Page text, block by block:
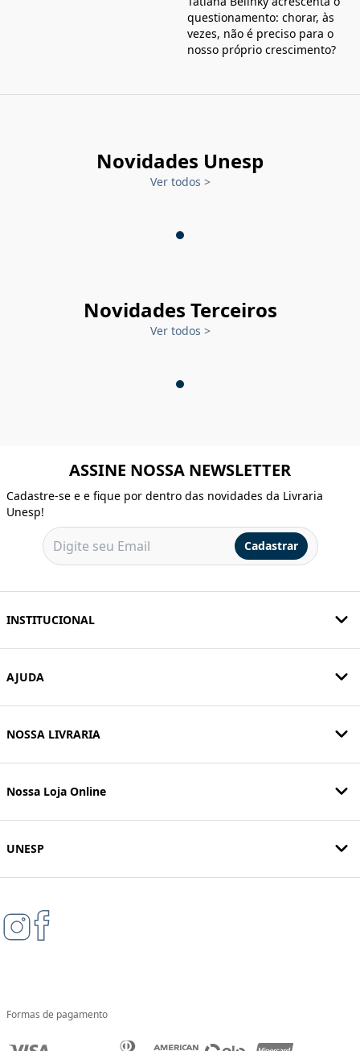
questionamento: chorar, às
vezes, não é preciso para o
nosso próprio crescimento?
Novidades Unesp
Ver todos >
Novidades Terceiros
Ver todos >
ASSINE NOSSA NEWSLETTER
Cadastre-se e e fique por dentro das novidades da Livraria
Unesp!
Cadastrar
INSTITUCIONAL
AJUDA
NOSSA LIVRARIA
Nossa Loja Online
UNESP
Formas de pagamento